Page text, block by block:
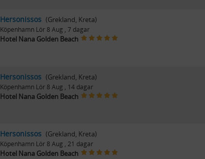
Hersonissos (Grekland, Kreta)
Köpenhamn Lör 8 Aug , 7 dagar
Hotel Nana Golden Beach
Hersonissos (Grekland, Kreta)
Köpenhamn Lör 8 Aug , 14 dagar
Hotel Nana Golden Beach
Hersonissos (Grekland, Kreta)
Köpenhamn Lör 8 Aug , 21 dagar
Hotel Nana Golden Beach